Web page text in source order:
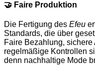
🤝 Faire Produktion
Die Fertigung des Efeu
Standards, die über
Faire Bezahlung,
regelmäßige Kontrollen
denn nachhaltige Mode